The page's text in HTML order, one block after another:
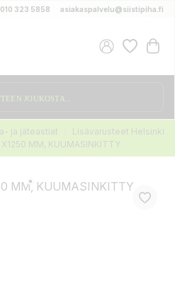
010 323 5858 asiakaspalvelu@siistipiha.fi
ja jäteastiat
Lisävarusteet Helsinki
X1250 MM, KUUMASINKITTY